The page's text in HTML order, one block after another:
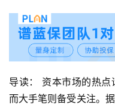
导读： 资本市场的热点
而大手笔则备受关注。